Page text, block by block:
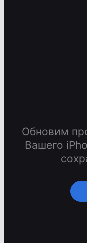
Обновим
Вашего